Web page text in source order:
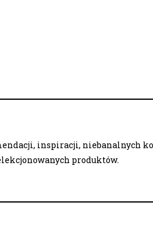
inspiracji, niebanalnych
produktów.